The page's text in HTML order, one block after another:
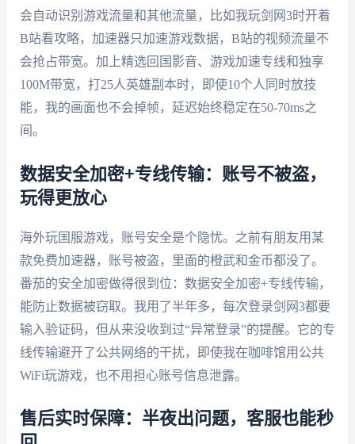
会自动识别游戏流量和其他流量，比如我玩剑网3时开着
B站看攻略，加速器只加速游戏数据，B站的视频流量不
会抢占带宽。加上精选回国影音、游戏加速专线和独享
100M带宽，打25人英雄副本时，即使10个人同时放技
能，我的画面也不会掉帧，延迟始终稳定在50-70ms之
间。
数据安全加密+专线传输：账号不被盗，
玩得更放心
海外玩国服游戏，账号安全是个隐忧。之前有朋友用某
款免费加速器，账号被盗，里面的橙武和金币都没了。
番茄的安全加密做得很到位：数据安全加密+专线传输，
能防止数据被窃取。我用了半年多，每次登录剑网3都要
输入验证码，但从来没收到过“异常登录”的提醒。它的专
线传输避开了公共网络的干扰，即使我在咖啡馆用公共
WiFi玩游戏，也不用担心账号信息泄露。
售后实时保障：半夜出问题，客服也能秒